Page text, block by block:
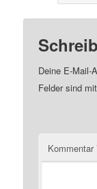
Deine E-Mail-
Felder sind
Kommentar